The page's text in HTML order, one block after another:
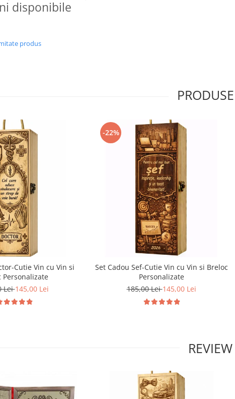
disponibile
produs
Cutie Vin cu Vin si
Personalizate
Lei145,00 Lei
-22%
Set Cadou Sef-Cutie Vin cu Vin si Breloc
Personalizate
185,00 Lei145,00 Lei